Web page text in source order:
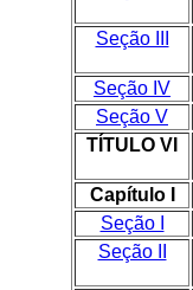
Seção III
Seção IV
Seção V
TÍTULO VI
Capítulo I
Seção I
Seção II